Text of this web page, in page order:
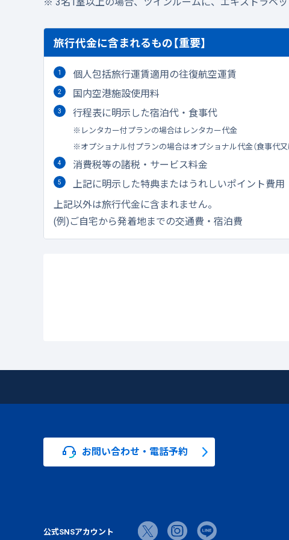
旅行代金に含まれるもの【重要】
個人包括旅行運賃適用の往復航空運賃
国内空港施設使用料
行程表に明示した宿泊代・食事代
レンタカー付プランの場合はレンタカー代金
オプショナル付プランの場合はオプショナル代金（食事代
消費税等の諸税・サービス料金
上記に明示した特典またはうれしいポイント費用
上記以外は旅行代金に含まれません。
(例)ご自宅から発着地までの交通費・宿泊費
お問い合わせ・電話予約
公式SNSアカウント